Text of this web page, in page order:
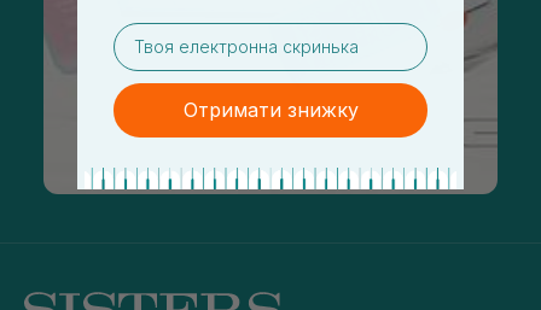
email
Отримати знижку